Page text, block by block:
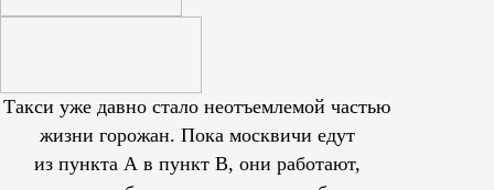
Такси уже давно стало неотъемлемой частью
жизни горожан. Пока москвичи едут
из пункта А в пункт В, они работают,